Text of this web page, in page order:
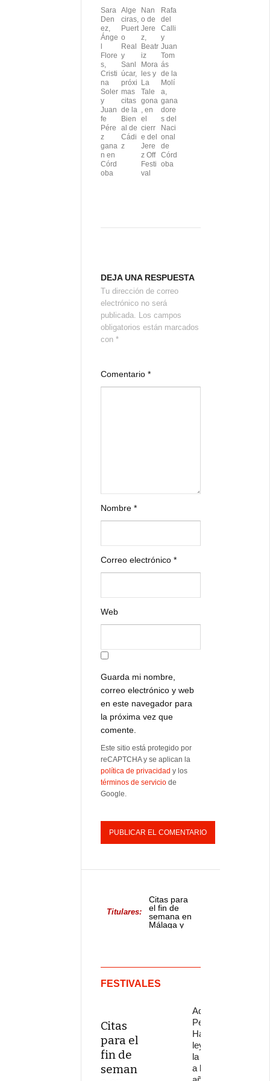
Sara
Den
ez,
Ánge
Flore
s,
Cristi
na
Soler
y
Juan
fe
Pére
z
gana
n en
Córd
oba
Alge
ciras,
Puert
o
Real
y
Sanl
úcar,
próxi
mas
citas
de la
Bien
al de
Cádi
z
Nan
o de
Jere
z,
Beatr
iz
Mora
les y
La
Tale
gona
, en
el
cierr
e del
Jere
z Off
Festi
val
Rafa
del
Calli
y
Juan
Tom
ás
de la
Molí
a,
gana
dore
s del
Naci
onal
de
Córd
oba
DEJA UNA RESPUESTA
Tu dirección de correo
electrónico no será
publicada. Los campos
obligatorios están marcados
con*
Comentario*
Nombre*
Correo electrónico*
Web
Guarda mi nombre,
correo electrónico y web
en este navegador para
la próxima vez que
comente.
Este sitio está protegido por
reCAPTCHA y se aplican la
política de privacidad y los
términos de servicio de
Google.
Titulares:
Citas para
el fin de
semana en
Málaga y
FESTIVALES
Citas
para el
fin de
seman
Adiós a
Pepe
Habichuela,
leyenda de
la guitarra,
a los 82